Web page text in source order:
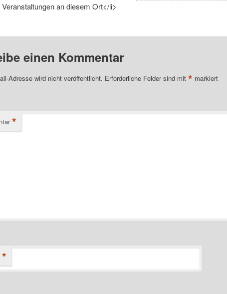
an diesem Ort</li>
einen Kommentar
Adresse wird nicht veröffentlicht. Erforderliche Felder sind mit * markiert
*
*